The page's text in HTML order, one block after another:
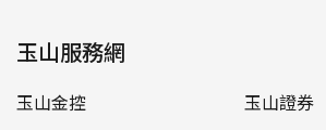
玉山服務網
玉山金控
玉山證券